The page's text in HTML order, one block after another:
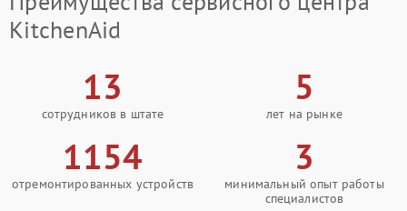
KitchenAid
13
сотрудников в штате
5
лет на рынке
1154
отремонтированных устройств
3
минимальный опыт работы
специалистов